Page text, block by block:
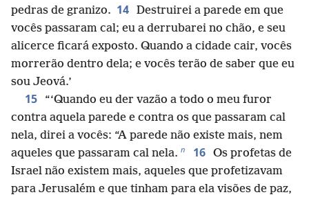
pedras de granizo. 14 Destruirei a parede em que
vocês passaram cal; eu a derrubarei no chão, e seu
alicerce ficará exposto. Quando a cidade cair, vocês
morrerão dentro dela; e vocês terão de saber que eu
sou Jeová.’
15
“‘Quando eu der vazão a todo o meu furor
contra aquela parede e contra os que passaram cal
nela, direi a vocês: “A parede não existe mais, nem
aqueles que passaram cal nela. n 16 Os profetas de
Israel não existem mais, aqueles que profetizavam
para Jerusalém e que tinham para ela visões de paz,